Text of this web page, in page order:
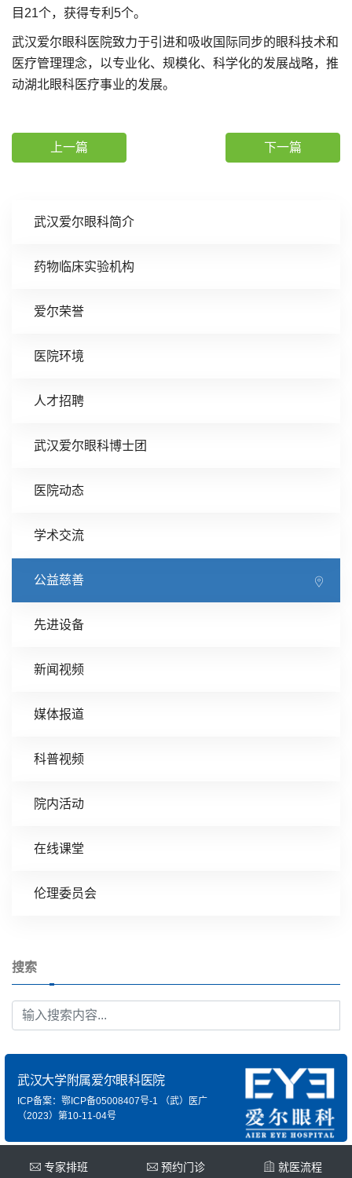
武汉爱尔眼科简介
药物临床实验机构
爱尔荣誉
医院环境
人才招聘
武汉爱尔眼科博士团
医院动态
学术交流
公益慈善
先进设备
新闻视频
媒体报道
科普视频
院内活动
在线课堂
伦理委员会
搜索
目21个，获得专利5个。
武汉爱尔眼科医院致力于引进和吸收国际同步的眼科技术和
医疗管理理念，以专业化、规模化、科学化的发展战略，推
动湖北眼科医疗事业的发展。
上一篇 下一篇
武汉大学附属爱尔眼科医院
ICP备案：鄂ICP备05008407号-1 （武）医广
（2023）第10-11-04号
专家排班 预约门诊 就医流程